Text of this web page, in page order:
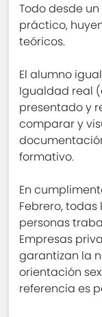
Todo desde
práctico,
teóricos.
El alumno
Igualdad real
presentado y
comparar y
formativo.
En
Febrero,
personas
Empresas
garantizan la
orientación
referencia es